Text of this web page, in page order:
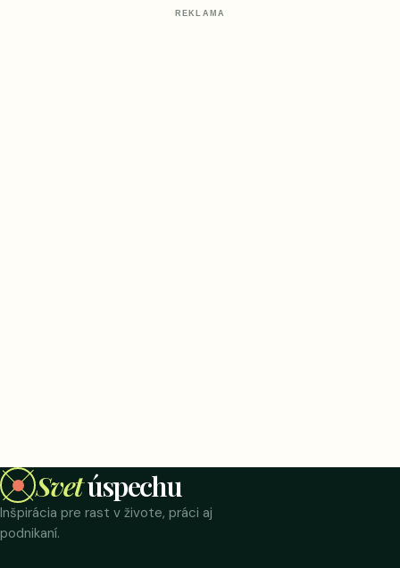
REKLAMA
Svetúspechu
Inšpirácia pre rast v živote, práci aj
podnikaní.